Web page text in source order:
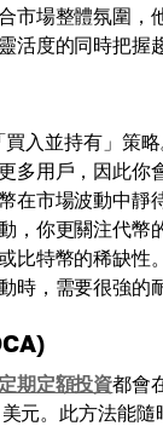
市場整體氛圍，
活度的同時把握
買入並持有」策
多用戶，因此你
在市場波動中靜
，你更關注代幣
比特幣的稀缺性
時，需要很強的
定期定額投資都會
元。此方法能隨